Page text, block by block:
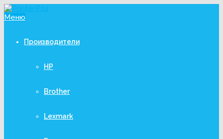
Меню
Производители
HP
Brother
Lexmark